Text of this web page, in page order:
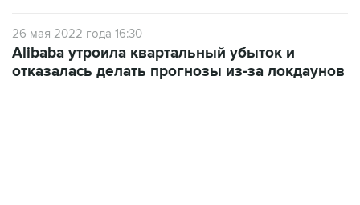
26 мая 2022 года 16:30
Alibaba утроила квартальный убыток и
отказалась делать прогнозы из-за локдаунов